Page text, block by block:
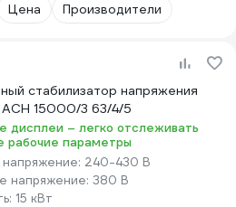
Цена Производители
стабилизатор напряжения
АСН 15000/3 63/4/5
дисплеи – легко отслеживать
рабочие параметры
240-430 В
напряжение: 380 В
15 кВт